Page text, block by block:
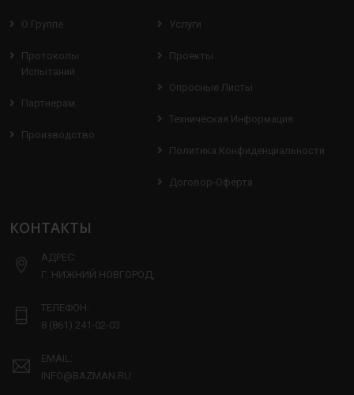
О Группе
Протоколы
Испытаний
Партнерам
Производство
Услуги
Проекты
Опросные Листы
Техническая Информация
Политика Конфиденциальности
Договор-Оферта
КОНТАКТЫ
АДРЕС:
Г. НИЖНИЙ НОВГОРОД,
ТЕЛЕФОН:
8 (861) 241-02-03
EMAIL:
INFO@BAZMAN.RU